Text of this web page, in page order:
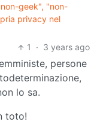
geek", "non-
privacy nel
1
· 3 years ago
persone
lo sa.
toto!